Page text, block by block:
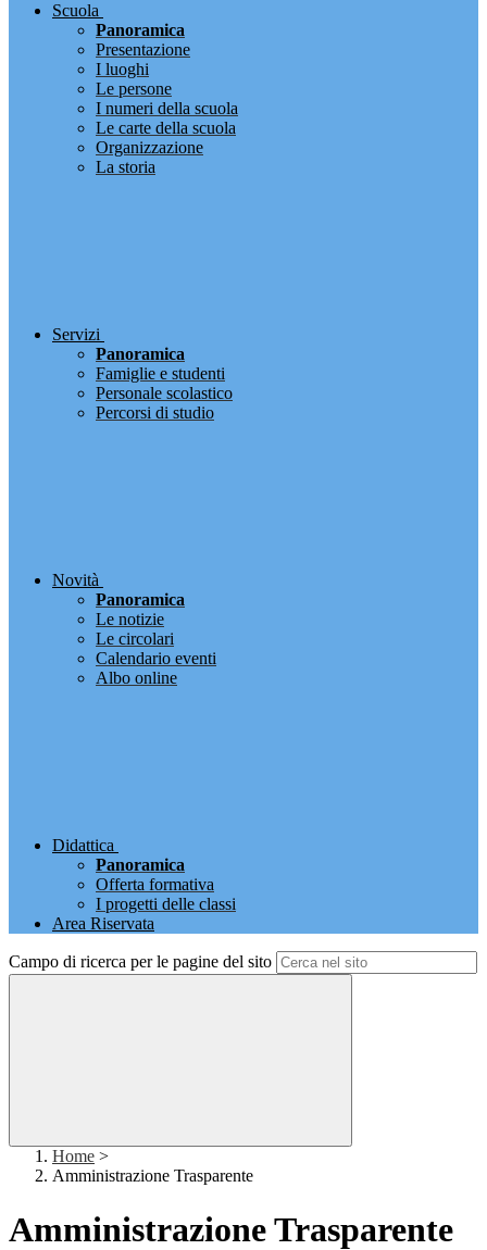
Scuola
Panoramica
Presentazione
I luoghi
Le persone
I numeri della scuola
Le carte della scuola
Organizzazione
La storia
Servizi
Panoramica
Famiglie e studenti
Personale scolastico
Percorsi di studio
Novità
Panoramica
Le notizie
Le circolari
Calendario eventi
Albo online
Didattica
Panoramica
Offerta formativa
I progetti delle classi
Area Riservata
Campo di ricerca per le pagine del sito
Home >
Amministrazione Trasparente
Amministrazione Trasparente